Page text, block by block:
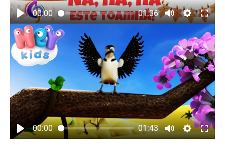
00:00 01:36
00:00 01:43